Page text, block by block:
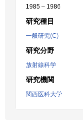
1985 – 1986
研究種目
一般研究(C)
研究分野
放射線科学
研究機関
関西医科大学